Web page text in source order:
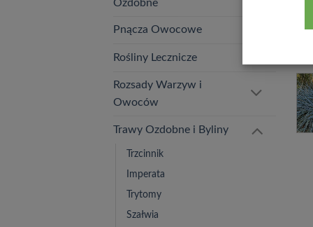
Ozdobne
Pnącza Owocowe
Rośliny Lecznicze
Rozsady Warzyw i
Owoców
Trawy Ozdobne i Byliny
Trzcinnik
Imperata
Trytomy
Szałwia